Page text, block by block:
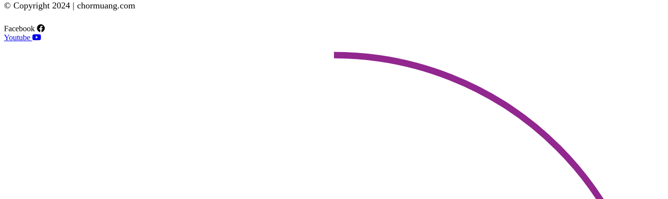
© Copyright 2024 | chormuang.com
Facebook
Youtube